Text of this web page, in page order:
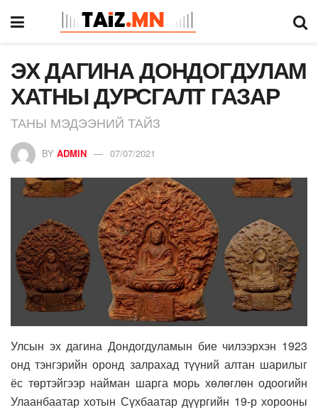
ЭХ ДАГИНА ДОНДОГДУЛАМ
ХАТНЫ ДУРСГАЛТ ГАЗАР
ТАНЫ МЭДЭЭНИЙ ТАЙЗ
BY ADMIN 07/07/2021
Улсын эх дагина Дондогдуламын бие чилээрхэн 1923
онд тэнгэрийн оронд залрахад түүний алтан шарилыг
ёс төртэйгээр найман шарга морь хөлөглөн одоогийн
Улаанбаатар хотын Сүхбаатар дүүргийн 19-р хорооны